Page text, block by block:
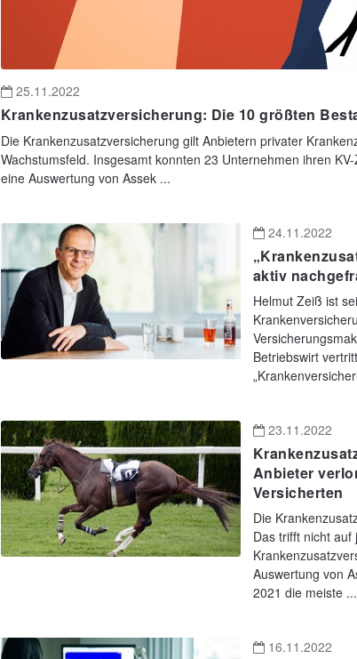
25.11.2022
Krankenzusatzversicherung: Die 10 größten
Die Krankenzusatzversicherung gilt Anbietern privater
Wachstumsfeld. Insgesamt konnten 23 Unternehmen ihren
eine Auswertung von Assek ...
24.11.2022
aktiv
Helmut Zeiß ist
Betriebswirt
23.11.2022
Anbieter
Versicherten
Die
Das trifft nicht
Auswertung von
2021 die meiste ...
16.11.2022